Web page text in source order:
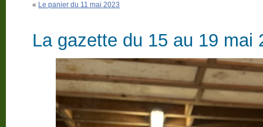
« Le panier du 11 mai 2023
La gazette du 15 au 19 mai